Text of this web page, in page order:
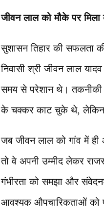
जीवन लाल को मौके पर मिला
सुशासन तिहार की सफलता
निवासी श्री जीवन लाल
समय से परेशान थे। तकनीकी
के चक्कर काट चुके थे,
जब जीवन लाल को गांव में ही
तो वे अपनी उम्मीद लेकर
गंभीरता को समझा और
आवश्यक औपचारिकताओं को